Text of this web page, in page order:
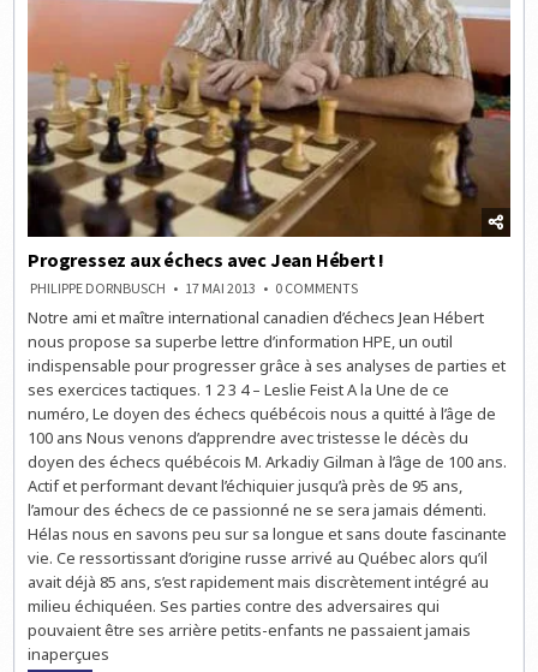
Progressez aux échecs avec Jean Hébert !
PHILIPPE DORNBUSCH 17 MAI 2013 0 COMMENTSON
AUX
ÉCHECS
AVEC
JEAN
HÉBERT
!
Notre ami et maître international canadien d’échecs Jean Hébert
nous propose sa superbe lettre d’information HPE, un outil
indispensable pour progresser grâce à ses analyses de parties et
ses exercices tactiques. 1 2 3 4 – Leslie Feist A la Une de ce
numéro, Le doyen des échecs québécois nous a quitté à l’âge de
100 ans Nous venons d’apprendre avec tristesse le décès du
doyen des échecs québécois M. Arkadiy Gilman à l’âge de 100 ans.
Actif et performant devant l’échiquier jusqu’à près de 95 ans,
l’amour des échecs de ce passionné ne se sera jamais démenti.
Hélas nous en savons peu sur sa longue et sans doute fascinante
vie. Ce ressortissant d’origine russe arrivé au Québec alors qu’il
avait déjà 85 ans, s’est rapidement mais discrètement intégré au
milieu échiquéen. Ses parties contre des adversaires qui
pouvaient être ses arrière petits-enfants ne passaient jamais
inaperçues